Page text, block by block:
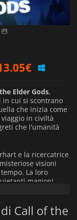
€
15.89€
Elder Gods,
in cui si scontrano
che inizia come
in civiltà
che l'umanità
e la ricercatrice
visioni
La loro
magioni,
luoghi surreali
enigmi
Call of the